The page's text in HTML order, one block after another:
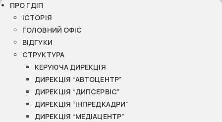
ПРО ГДІП
ІСТОРІЯ
ГОЛОВНИЙ ОФІС
ВІДГУКИ
СТРУКТУРА
КЕРУЮЧА ДИРЕКЦІЯ
ДИРЕКЦІЯ “АВТОЦЕНТР”
ДИРЕКЦІЯ “ДИПСЕРВІС”
ДИРЕКЦІЯ “ІНПРЕДКАДРИ”
ДИРЕКЦІЯ “МЕДІАЦЕНТР”